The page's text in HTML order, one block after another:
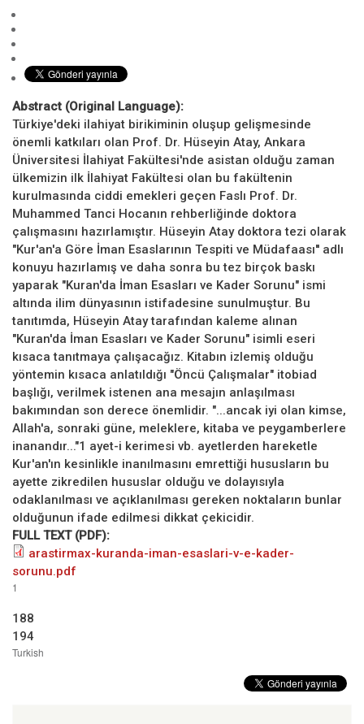
Abstract (Original Language):
Türkiye'deki ilahiyat birikiminin oluşup gelişmesinde
önemli katkıları olan Prof. Dr. Hüseyin Atay, Ankara
Üniversitesi İlahiyat Fakültesi'nde asistan olduğu zaman
ülkemizin ilk İlahiyat Fakültesi olan bu fakültenin
kurulmasında ciddi emekleri geçen Faslı Prof. Dr.
Muhammed Tanci Hocanın rehberliğinde doktora
çalışmasını hazırlamıştır. Hüseyin Atay doktora tezi olarak
"Kur'an'a Göre İman Esaslarının Tespiti ve Müdafaası'' adlı
konuyu hazırlamış ve daha sonra bu tez birçok baskı
yaparak "Kuran'da İman Esasları ve Kader Sorunu" ismi
altında ilim dünyasının istifadesine sunulmuştur. Bu
tanıtımda, Hüseyin Atay tarafından kaleme alınan
"Kuran'da İman Esasları ve Kader Sorunu" isimli eseri
kısaca tanıtmaya çalışacağız. Kitabın izlemiş olduğu
yöntemin kısaca anlatıldığı "Öncü Çalışmalar" itobiad
başlığı, verilmek istenen ana mesajın anlaşılması
bakımından son derece önemlidir. "...ancak iyi olan kimse,
Allah'a, sonraki güne, meleklere, kitaba ve peygamberlere
inanandır..."1 ayet-i kerimesi vb. ayetlerden hareketle
Kur'an'ın kesinlikle inanılmasını emrettiği hususların bu
ayette zikredilen hususlar olduğu ve dolayısıyla
odaklanılması ve açıklanılması gereken noktaların bunlar
olduğunun ifade edilmesi dikkat çekicidir.
FULL TEXT (PDF):
arastirmax-kuranda-iman-esaslari-v-e-kader-
sorunu.pdf
1
188
194
Turkish